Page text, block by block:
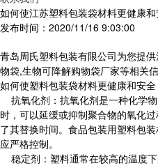
如何使江苏塑料包装袋材料更健康和
发布时间：2020/11/16 9:03:00
青岛周氏塑料包装有限公司为您提供
物袋,生物可降解购物袋厂家等相关
如何使塑料包装袋材料更健康和安全
抗氧化剂：抗氧化剂是一种化学
时，可以延缓或抑制聚合物的氧化
了其替换时间。食品包装用塑料包
应严格控制。
稳定剂：塑料通常在较高的温度